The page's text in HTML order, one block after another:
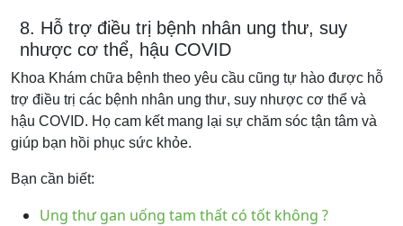
8. Hỗ trợ điều trị bệnh nhân ung thư, suy
nhược cơ thể, hậu COVID
Khoa Khám chữa bệnh theo yêu cầu cũng tự hào được hỗ
trợ điều trị các bệnh nhân ung thư, suy nhược cơ thể và
hậu COVID. Họ cam kết mang lại sự chăm sóc tận tâm và
giúp bạn hồi phục sức khỏe.
Bạn cần biết:
Ung thư gan uống tam thất có tốt không ?